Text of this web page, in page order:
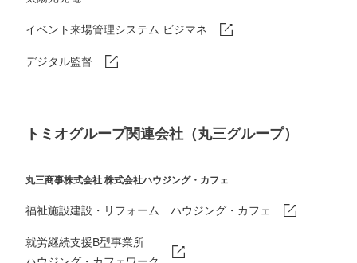
イベント来場管理システム ビジマネ
デジタル監督
トミオグループ関連会社（丸三グループ）
丸三商事株式会社 株式会社ハウジング・カフェ
福祉施設建設・リフォーム ハウジング・カフェ
就労継続支援B型事業所